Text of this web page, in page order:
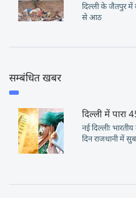
दिल्ली के जैतपुर में
से आठ
सम्बंधित खबर
दिल्ली में पारा
नई दिल्लीः
दिन राजधानी में